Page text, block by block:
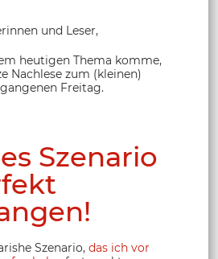
und Leser,
heutigen Thema komme,
Nachlese zum (kleinen)
Freitag.
Szenario
Szenario, das ich vor